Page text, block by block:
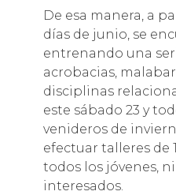
De esa manera, a
días de junio, se
entrenando una
acrobacias,
disciplinas
este sábado 23 y
venideros de
efectuar talleres de
todos los jóvenes,
interesados.